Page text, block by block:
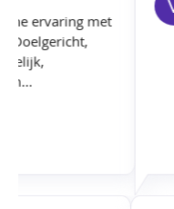
ervaring met